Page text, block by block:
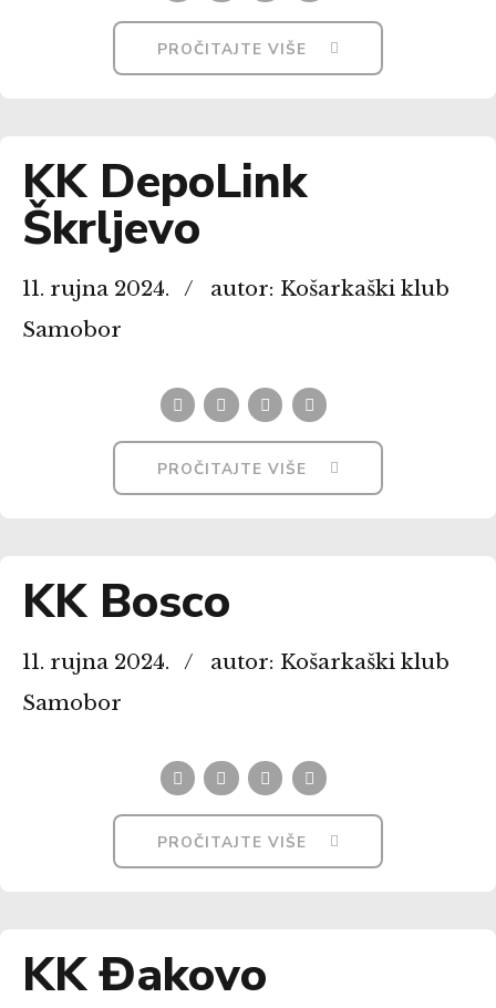
PROČITAJTE VIŠE
KK DepoLink
Škrljevo
11. rujna 2024.
autor: Košarkaški klub
Samobor
PROČITAJTE VIŠE
KK Bosco
11. rujna 2024.
autor: Košarkaški klub
Samobor
PROČITAJTE VIŠE
KK Đakovo